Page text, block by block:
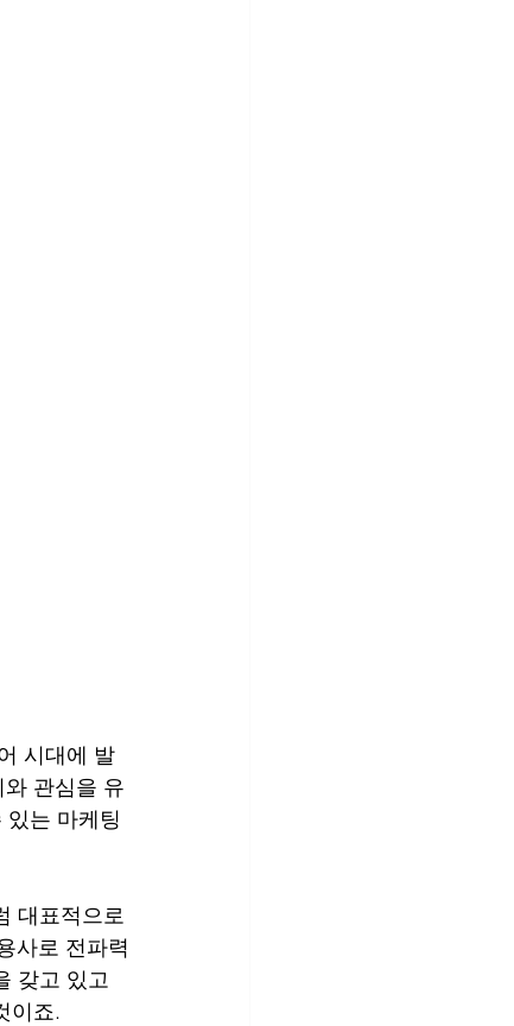
시대에 발
관심을 유
는 마케팅
대표적으로
사로 전파력
갖고 있고
이죠.